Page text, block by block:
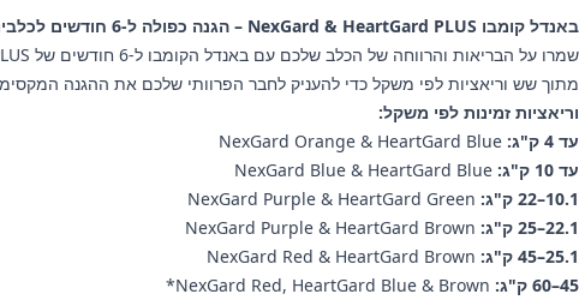
באנדל קומבו NexGard & HeartGard PLUS – הגנה כפולה ל-6 חודשים לכלבים
מתוך שש וריאציות לפי משקל כדי להעניק לחבר הפרוותי שלכם את ההגנה
וריאציות זמינות לפי משקל:
עד 4 ק"ג:
עד 10 ק"ג:
10.1–22 ק"ג:
22.1–25 ק"ג:
25.1–45 ק"ג:
45–60 ק"ג: